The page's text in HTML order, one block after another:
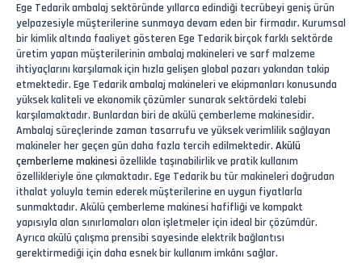
Ege Tedarik ambalaj sektöründe yıllarca edindiği tecrübeyi geniş ürün
yelpazesiyle müşterilerine sunmaya devam eden bir firmadır. Kurumsal
bir kimlik altında faaliyet gösteren Ege Tedarik birçok farklı sektörde
üretim yapan müşterilerinin ambalaj makineleri ve sarf malzeme
ihtiyaçlarını karşılamak için hızla gelişen global pazarı yakından takip
etmektedir. Ege Tedarik ambalaj makineleri ve ekipmanları konusunda
yüksek kaliteli ve ekonomik çözümler sunarak sektördeki talebi
karşılamaktadır. Bunlardan biri de akülü çemberleme makinesidir.
Ambalaj süreçlerinde zaman tasarrufu ve yüksek verimlilik sağlayan
makineler her geçen gün daha fazla tercih edilmektedir. Akülü
çemberleme makinesi özellikle taşınabilirlik ve pratik kullanım
özellikleriyle öne çıkmaktadır. Ege Tedarik bu tür makineleri doğrudan
ithalat yoluyla temin ederek müşterilerine en uygun fiyatlarla
sunmaktadır. Akülü çemberleme makinesi hafifliği ve kompakt
yapısıyla alan sınırlamaları olan işletmeler için ideal bir çözümdür.
Ayrıca akülü çalışma prensibi sayesinde elektrik bağlantısı
gerektirmediği için daha esnek bir kullanım imkânı sağlar.